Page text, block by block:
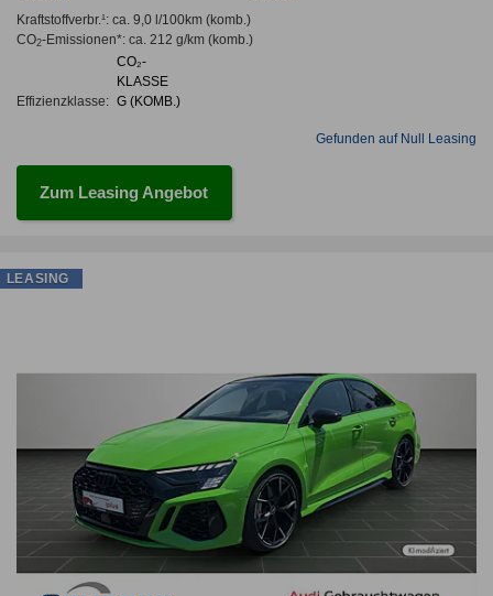
Kraftstoffverbr.¹: ca. 9,0 l/100km(komb.)
CO2-Emissionen*: ca. 212 g/km(komb.)
Effizienzklasse:
CO₂-
KLASSE
G (KOMB.)
Gefunden auf Null Leasing
Zum Leasing Angebot
LEASING